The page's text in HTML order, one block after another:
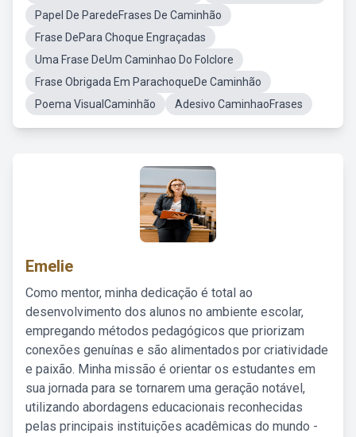
Papel De ParedeFrases De Caminhão
Frase DePara Choque Engraçadas
Uma Frase DeUm Caminhao Do Folclore
Frase Obrigada Em ParachoqueDe Caminhão
Poema VisualCaminhão
Adesivo CaminhaoFrases
Emelie
Como mentor, minha dedicação é total ao
desenvolvimento dos alunos no ambiente escolar,
empregando métodos pedagógicos que priorizam
conexões genuínas e são alimentados por criatividade
e paixão. Minha missão é orientar os estudantes em
sua jornada para se tornarem uma geração notável,
utilizando abordagens educacionais reconhecidas
pelas principais instituições acadêmicas do mundo -